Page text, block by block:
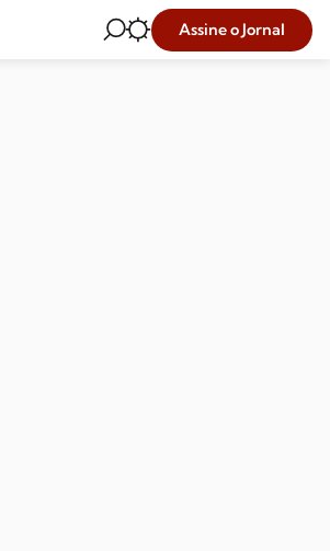
Assine o Jornal